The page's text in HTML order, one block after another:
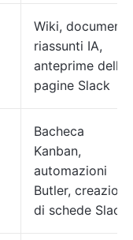
Wiki, documenti,
riassunti IA,
anteprime delle
pagine Slack
Bacheca
Kanban,
automazioni
Butler, creazione
di schede Slack